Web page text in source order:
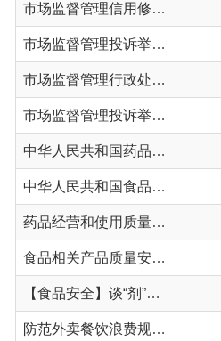
市场监督管理投诉举报处理暂行办法
中华人民共和国药品管理法
中华人民共和国食品安全法
药品经营和使用质量监督管理办法
食品相关产品质量安全监督管理暂行办法
【食品安全】谈“剂”色变？一图了解食品配料表该怎么看
防范外卖餐饮浪费规范营销行为指引
《新疆维吾尔自治区质量促进条例》
公平竞争审查条例
市场主体登记管理条例实施细则
市场监管总局关于印发《食品中可能添加的非食用物质名录管理规定》的通知